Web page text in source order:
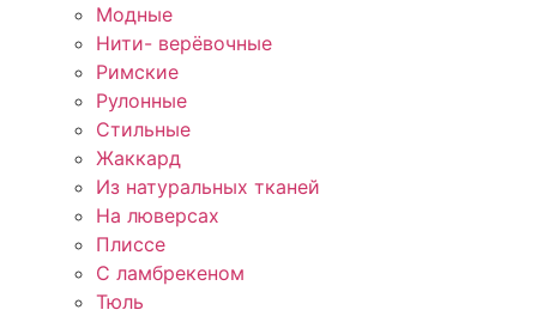
Модные
Нити- верёвочные
Римские
Рулонные
Стильные
Жаккард
Из натуральных тканей
На люверсах
Плиссе
С ламбрекеном
Тюль